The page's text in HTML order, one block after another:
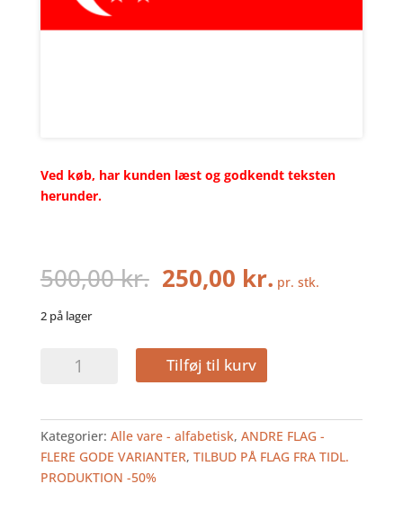
Ved køb, har kunden læst og godkendt teksten
herunder.
500,00kr. Den
oprindelige
500,00
kr..
250,00 kr.Den
aktuelle
pr. stk.
2 på lager
SINGAPORE
TILBUD
antal
Tilføj til kurv
Kategorier: Alle vare - alfabetisk, ANDRE FLAG -
FLERE GODE VARIANTER, TILBUD PÅ FLAG FRA TIDL.
PRODUKTION -50%